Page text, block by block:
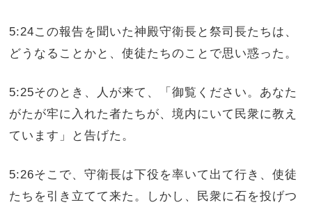
5:24この報告を聞いた神殿守衛長と祭司長たちは、
どうなることかと、使徒たちのことで思い惑った。
5:25そのとき、人が来て、「御覧ください。あなた
がたが牢に入れた者たちが、境内にいて民衆に教え
ています」と告げた。
5:26そこで、守衛長は下役を率いて出て行き、使徒
たちを引き立てて来た。しかし、民衆に石を投げつ